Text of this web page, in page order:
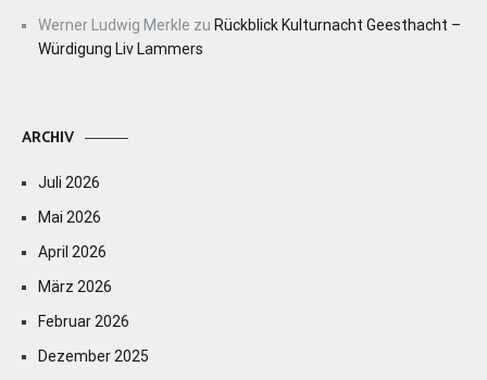
Werner Ludwig Merkle zu Rückblick Kulturnacht Geesthacht –
Würdigung Liv Lammers
ARCHIV
Juli 2026
Mai 2026
April 2026
März 2026
Februar 2026
Dezember 2025